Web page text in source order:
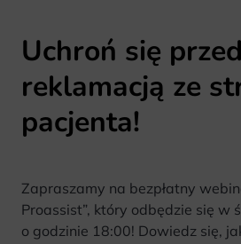
Uchroń się przed
reklamacją ze
pacjenta!
Zapraszamy na bezpłatny
Proassist”, który odbędzie się w
o godzinie 18:00! Dowiedz się,